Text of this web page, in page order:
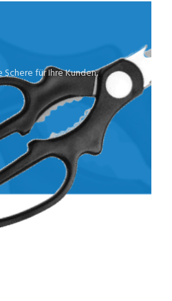
für Ihre Kunden.